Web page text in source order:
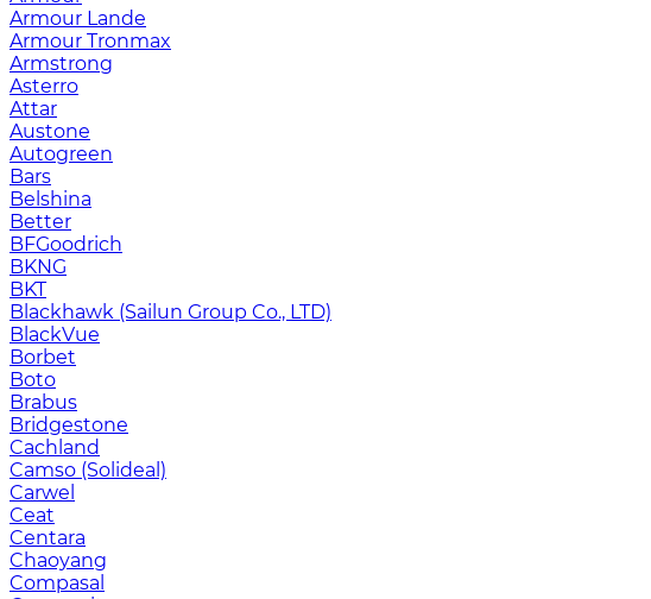
Armour Lande
Armour Tronmax
Armstrong
Asterro
Attar
Austone
Autogreen
Bars
Belshina
Better
BFGoodrich
BKNG
BKT
Blackhawk (Sailun Group Co., LTD)
BlackVue
Borbet
Boto
Brabus
Bridgestone
Cachland
Camso (Solideal)
Carwel
Ceat
Centara
Chaoyang
Compasal